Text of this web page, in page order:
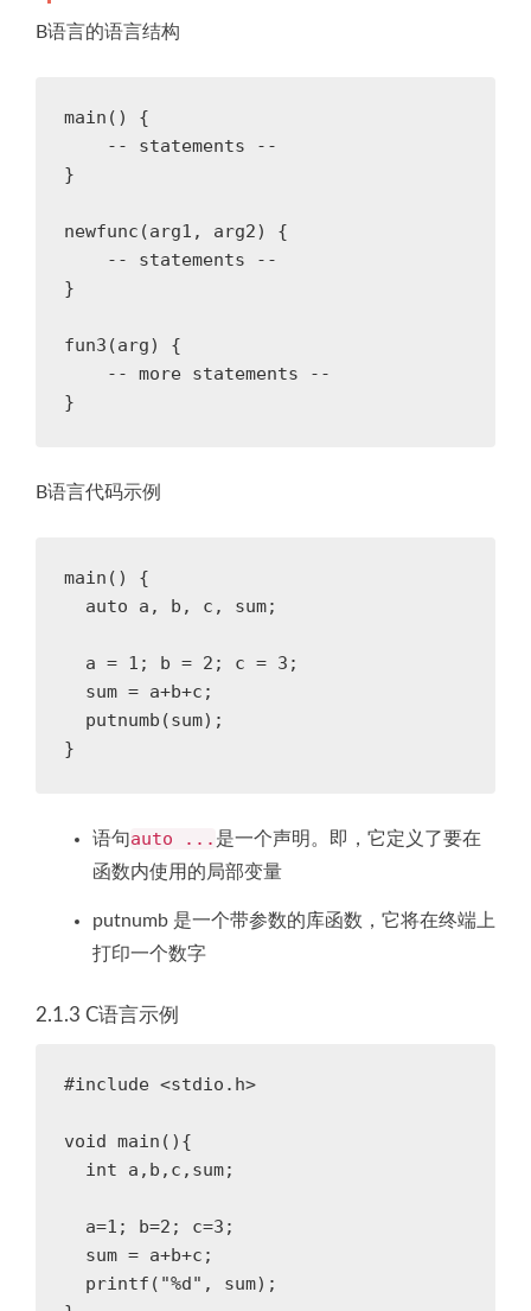
B语言的语言结构
main() {
-- statements --
}
newfunc(arg1, arg2) {
-- statements --
}
fun3(arg) {
-- more statements --
B语言代码示例
main() {
auto a, b, c, sum;
a = 1; b = 2; c = 3;
sum = a+b+c;
putnumb(sum);
语句auto ... 是一个声明。即，它定义了要在
函数内使用的局部变量
putnumb 是一个带参数的库函数，它将在终端上
打印一个数字
2.1.3 C语言示例
#include <stdio.h>
void main(){
int a,b,c,sum;
a=1; b=2; c=3;
sum = a+b+c;
printf("%d", sum);